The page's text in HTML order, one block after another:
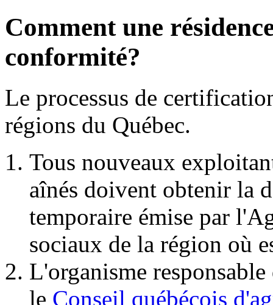
Comment une
conformité?
Le processus de
régions du Québec.
Tous nouveaux
aînés doivent obtenir la
temporaire émise par
sociaux de la région où
L'organisme
le Conseil québécois